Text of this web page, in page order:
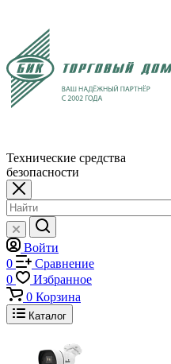
Технические средства
безопасности
Войти
0
Сравнение
0
Избранное
0 Корзина
Каталог